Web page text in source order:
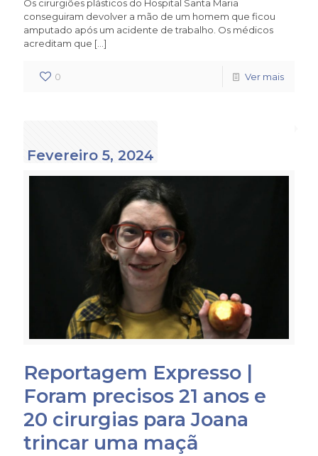
Os cirurgiões plásticos do Hospital Santa Maria
conseguiram devolver a mão de um homem que ficou
amputado após um acidente de trabalho. Os médicos
acreditam que […]
0 Ver mais
Fevereiro 5, 2024
Reportagem Expresso |
Foram precisos 21 anos e
20 cirurgias para Joana
trincar uma maçã